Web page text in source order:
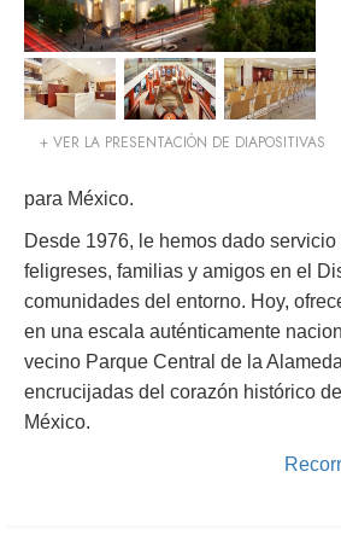
+ VER LA PRESENTACIÓN DE DIAPOSITIVAS
para México.
Desde 1976, le hemos dado servicio
feligreses, familias y amigos en el
comunidades del entorno. Hoy,
en una escala auténticamente
vecino Parque Central de la
encrucijadas del corazón histórico
México.